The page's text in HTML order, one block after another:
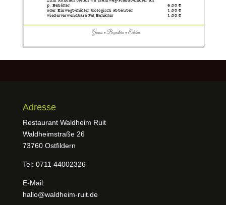
Adresse
Restaurant Waldheim Ruit
Waldheimstraße 26
73760 Ostfildern
Tel: 0711 44002326
E-Mail:
hallo@waldheim-ruit.de